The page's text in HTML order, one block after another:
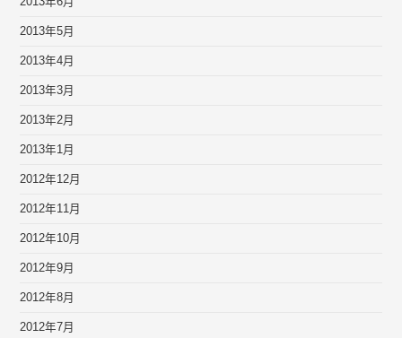
2013年5月
2013年4月
2013年3月
2013年2月
2013年1月
2012年12月
2012年11月
2012年10月
2012年9月
2012年8月
2012年7月